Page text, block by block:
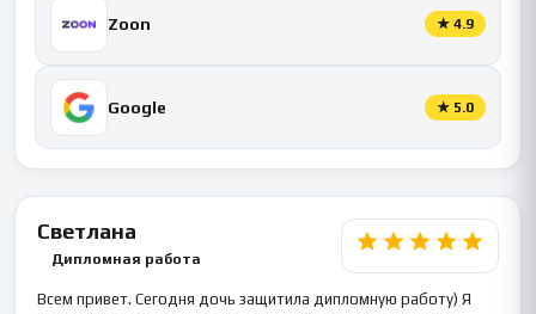
Zoon ★ 4.9
Google ★ 5.0
Светлана
Дипломная работа
Всем привет. Сегодня дочь защитила дипломную работу) Я